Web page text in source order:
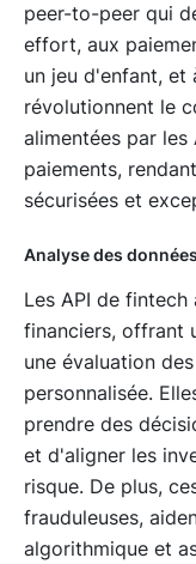
peer-to-peer qui
effort, aux
un jeu d'enfant,
révolutionnent le
alimentées par les
paiements,
sécurisées et
Analyse des
Les API de
financiers, offrant
une évaluation
personnalisée.
prendre des
et d'aligner les
risque. De plus,
frauduleuses,
algorithmique et